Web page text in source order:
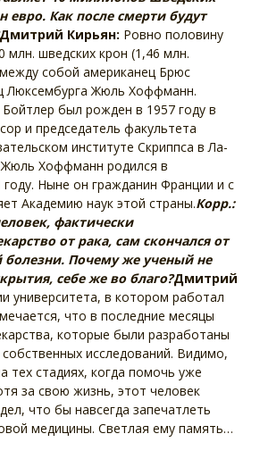
Как после смерти будут
Дмитрий Кирьян: Ровно половину
млн. шведских крон (1,46 млн.
собой американец Брюс
Люксембурга Жюль Хоффманн.
был рожден в 1957 году в
и председатель факультета
институте Скриппса в Ла-
Хоффманн родился в
Ныне он гражданин Франции и с
Академию наук этой страны.Корр.:
фактически
от рака, сам скончался от
болезни. Почему же ученый не
себе же во благо?Дмитрий
университета, в котором работал
что в последние месяцы
которые были разработаны
исследований. Видимо,
тех стадиях, когда помочь уже
за свою жизнь, этот человек
что бы навсегда запечатлеть
медицины. Светлая ему память…